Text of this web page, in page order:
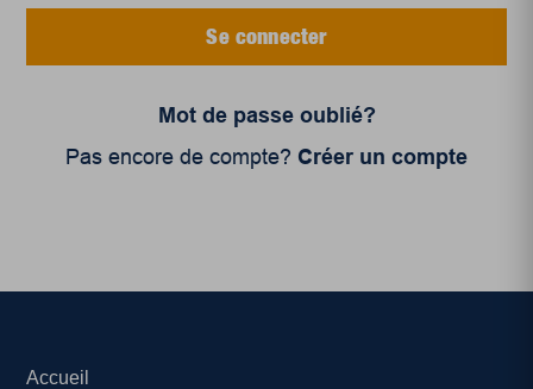
Se connecter
Mot de passe oublié?
Pas encore de compte? Créer un compte
Accueil